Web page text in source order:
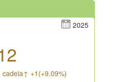
2025
cadeia↑ +1(+9.09%)